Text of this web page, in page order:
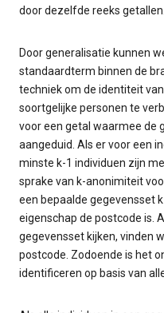
door dezelfde reeks getallen.
Door generalisatie kunnen
standaardterm binnen de
techniek om de identiteit
soortgelijke personen te
voor een getal waarmee de
aangeduid. Als er voor een
minste k-1 individuen zijn
sprake van k-anonimiteit
een bepaalde gegevensset
eigenschap de postcode is.
gegevensset kijken, vinden
postcode. Zodoende is het
identificeren op basis van